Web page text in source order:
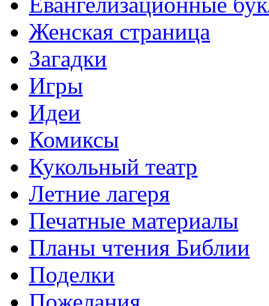
Женская страница
Загадки
Игры
Идеи
Комиксы
Кукольный театр
Летние лагеря
Печатные материалы
Планы чтения Библии
Поделки